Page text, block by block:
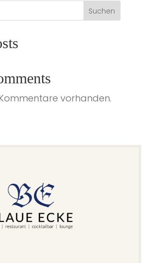
Suchen
vorhanden.